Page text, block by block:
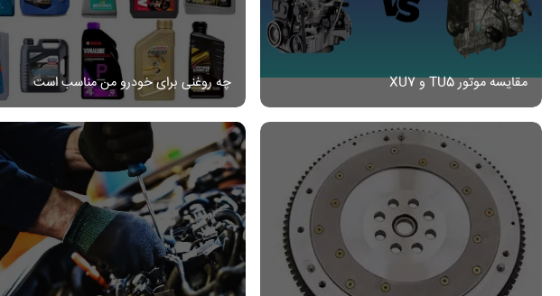
مقایسه موتور TU5 و XU7 چه روغنی برای خودرو من مناسب است